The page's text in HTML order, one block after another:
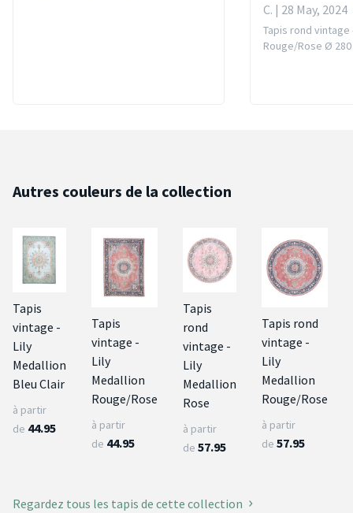
C. | 28 May, 2024
Tapis rond vintage
Rouge/Rose Ø
Autres couleurs de la collection
Tapis
vintage -
Lily
Medallion
Bleu Clair
à partir
de 44.95
Tapis
vintage -
Lily
Medallion
Rouge/Rose
à partir
de 44.95
Tapis
rond
vintage -
Lily
Medallion
Rose
à partir
de 57.95
Tapis rond
vintage -
Lily
Medallion
Rouge/Rose
à partir
de 57.95
Regardez tous les tapis de cette collection